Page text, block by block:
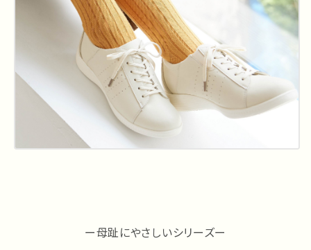
ー母趾にやさしいシリーズー